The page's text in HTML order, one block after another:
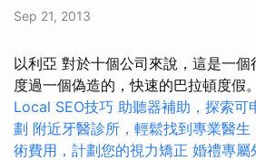
Sep 21, 2013
以利亞 對於十個公司來說，這是一個
度過一個偽造的，快速的巴拉頓度假。
Local SEO技巧 助聽器補助，探索可
劃 附近牙醫診所，輕鬆找到專業醫生
術費用，計劃您的視力矯正 婚禮專屬